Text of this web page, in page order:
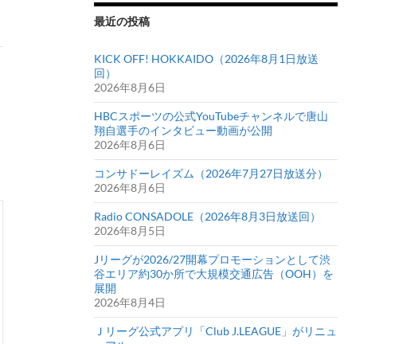
最近の投稿
KICK OFF! HOKKAIDO（2026年8月1日放送
回）
2026年8月6日
HBCスポーツの公式YouTubeチャンネルで唐山
翔自選手のインタビュー動画が公開
2026年8月6日
コンサドーレイズム（2026年7月27日放送分）
2026年8月6日
Radio CONSADOLE（2026年8月3日放送回）
2026年8月5日
Jリーグが2026/27開幕プロモーションとして渋
谷エリア約30か所で大規模交通広告（OOH）を
展開
2026年8月4日
Ｊリーグ公式アプリ「Club J.LEAGUE」がリニュ